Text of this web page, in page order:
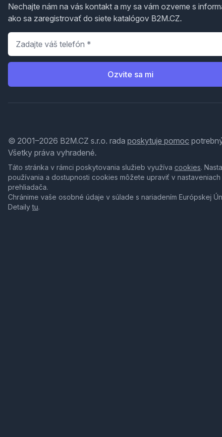
Nechajte nám na vás kontakt a my sa vám ozveme s
ako sa zaregistrovať do siete katalógov B2M.CZ.
Telefón
Ozvite sa mi
© 2001–2026 B2M.CZ s.r.o. rada poskytuje pomoc
Všetky práva vyhradené.
Táto stránka v rámci poskytovania služieb využíva cookies.
používania a dostupnosti cookies môžete upraviť v nastaveniach
prehliadača.
Chránime vaše osobné údaje v súlade s nariadením Európskej
Detailytu.